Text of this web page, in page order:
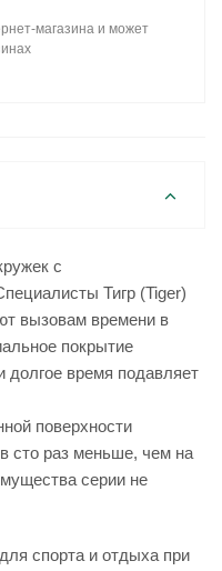
магазина и может
с
Тигр (Tiger)
вызовам времени в
покрытие
долгое время подавляет
поверхности
сто раз меньше, чем на
серии не
спорта и отдыха при